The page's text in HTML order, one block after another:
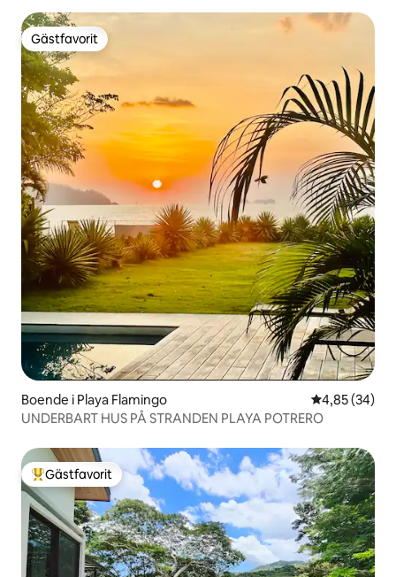
Gästfavorit
Gästfavorit
Boende i Playa Flamingo 4,85 av 5 i
4,85 (34)
UNDERBART HUS PÅ STRANDEN PLAYA POTRERO
Populär gästfavorit
Gästfavorit